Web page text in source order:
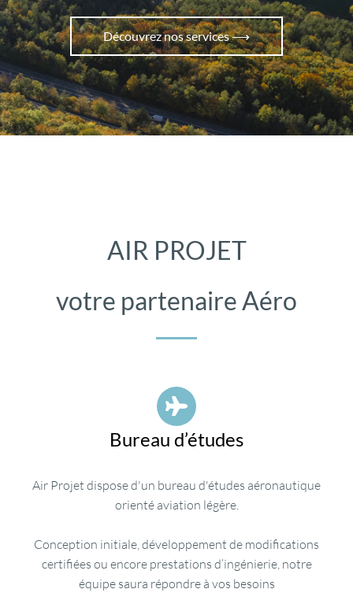
Découvrez nos services ⟶
AIR PROJET
votre partenaire Aéro
Bureau d’études
Air Projet dispose d'un bureau d'études aéronautique
orienté aviation légère.
Conception initiale, développement de modifications
certifiées ou encore prestations d’ingénierie, notre
équipe saura répondre à vos besoins